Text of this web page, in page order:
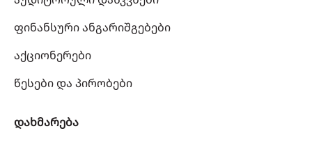
ფინანსური ანგარიშგებები
აქციონერები
წესები და პირობები
დახმარება